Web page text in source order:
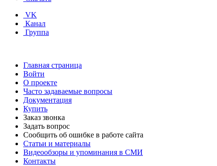
VK
Канал
Группа
Главная страница
Войти
О проекте
Часто задаваемые вопросы
Документация
Купить
Заказ звонка
Задать вопрос
Сообщить об ошибке в работе сайта
Статьи и материалы
Видеообзоры и упоминания в СМИ
Контакты